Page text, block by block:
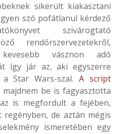
sikerült kiakasztani
szó pofátlanul kérdező
szivárogtató
rendőrszervezetekről,
vásznon adó
így jár az, aki egyszerre
Star Wars-szal.A script
majdnem be is fagyasztotta
is megfordult a fejében,
de aztán mégis
ismeretében egy